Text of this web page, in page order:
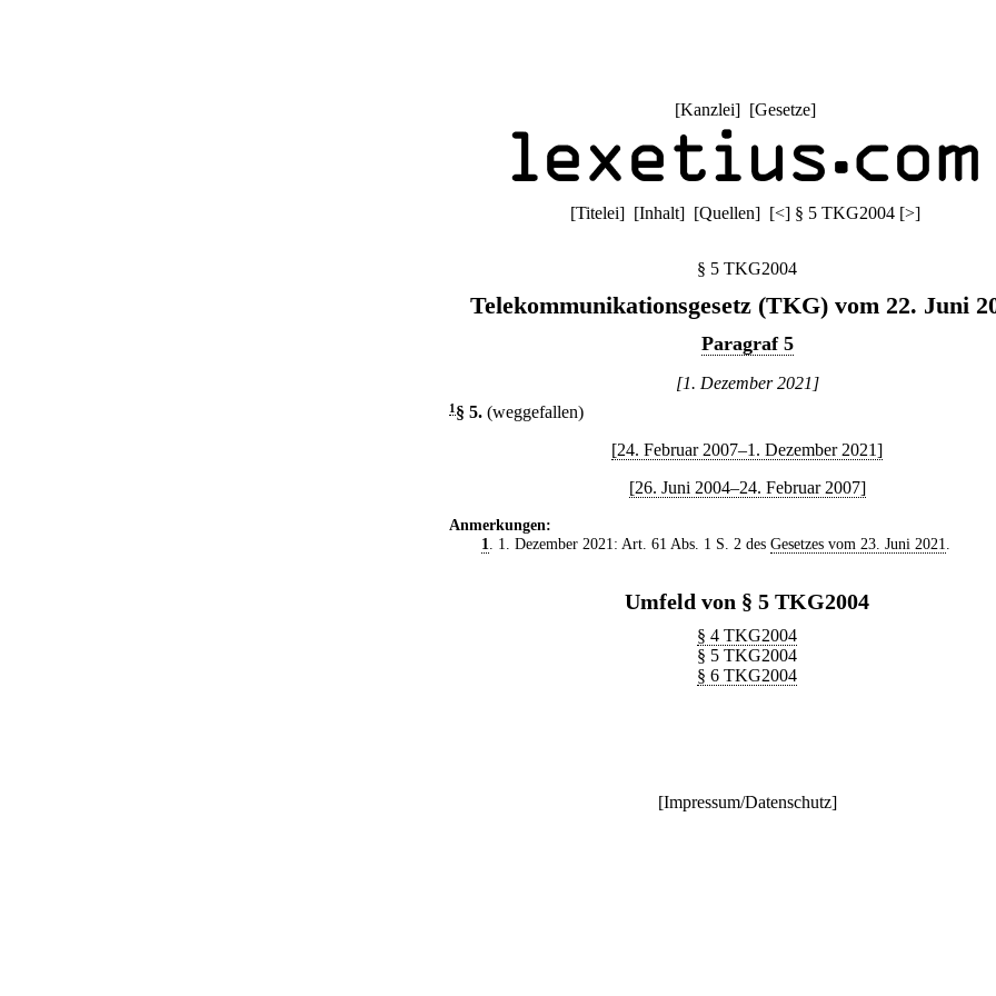
[Kanzlei] [Gesetze]
[Titelei] [Inhalt] [Quellen] [<] § 5 TKG2004 [>]
§ 5 TKG2004
Telekommunikationsgesetz (TKG) vom 22. Juni
Paragraf 5
[1. Dezember 2021]
1 § 5. (weggefallen)
[24. Februar 2007–1. Dezember 2021]
[26. Juni 2004–24. Februar 2007]
Anmerkungen:
1
. 1. Dezember 2021: Art. 61 Abs. 1 S. 2 des Gesetzes vom 23. Juni 2021
Umfeld von § 5 TKG2004
§ 4 TKG2004
§ 5 TKG2004
§ 6 TKG2004
[Impressum/Datenschutz]